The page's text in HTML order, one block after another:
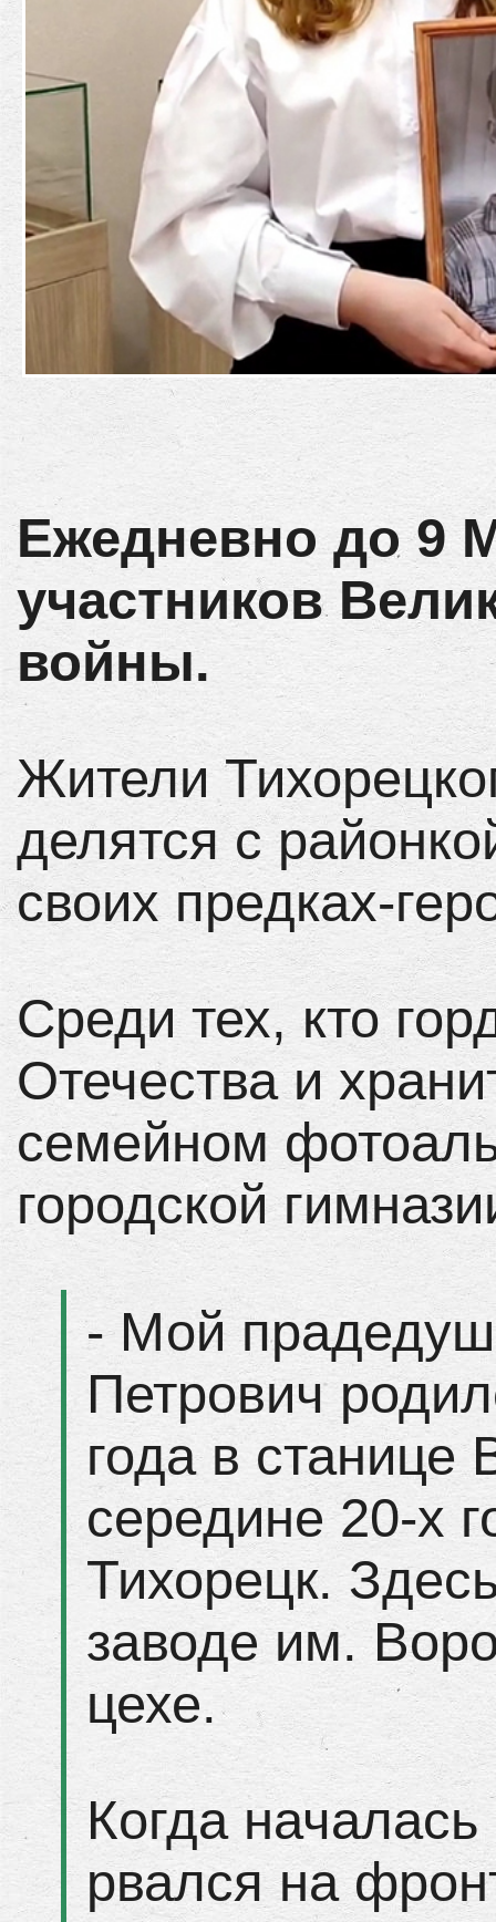
Ежедневно до 9
участников
войны.
Жители
делятся с
своих предках-
Среди тех, кто
Отечества и
семейном
городской
- Мой
Петрович
года в станице
середине 20-х
Тихорецк.
заводе им.
цехе.
Когда
рвался на